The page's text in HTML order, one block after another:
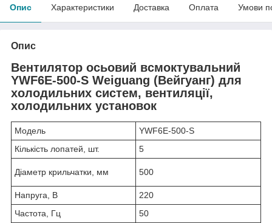
Опис Характеристики Доставка Оплата Умови
Опис
Вентилятор осьовий всмоктувальний
YWF6E-500-S Weiguang (Вейгуанг) для
холодильних систем, вентиляції,
холодильних установок
Модель
YWF6E-500-S
Кількість лопатей, шт.
5
Діаметр крильчатки, мм 500
Напруга, В
220
Частота, Гц
50